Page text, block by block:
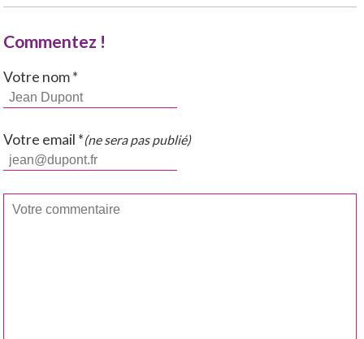
Commentez !
Votre nom *
Votre email *(ne sera pas publié)